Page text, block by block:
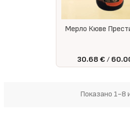
Мерло Кюве
30.68 €
Показано 1-8